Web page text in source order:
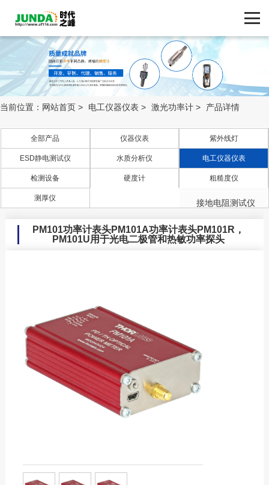
品牌中心
新闻动态
技术支持
联系我们
联系邮箱：liu56817@126.com
ZF116.COM
当前位置： 网站首页 > 电工仪器仪表 > 激光功率计 > 产品详情
全部产品 仪器仪表 紫外线灯
ESD静电测试仪 水质分析仪 电工仪器仪表
绝缘电阻测试仪
接地电阻测试仪
四探针测试仪
检测设备 硬度计 粗糙度仪
测厚仪
PM101功率计表头PM101A功率计表头PM101R，
PM101U用于光电二极管和热敏功率探头